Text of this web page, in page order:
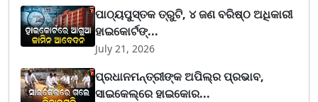
ପାଠ୍ୟପୁସ୍ତକ ତ୍ରୁଟି, ୪ ଜଣ ବରିଷ୍ଠ ଅଧିକାରୀ
ହାଇକୋର୍ଟଙ୍...
July 21, 2026
ପ୍ରଧାନମନ୍ତ୍ରୀଙ୍କ ଅପିଲ୍‌ର ପ୍ରଭାବ,
ସାଇକେଲ୍‌ରେ ହାଇକୋର...